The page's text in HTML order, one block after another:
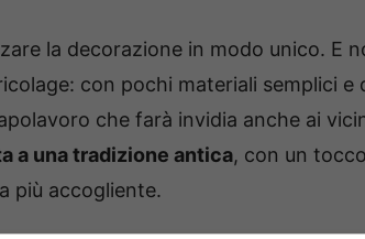
la decorazione in modo unico. E
con pochi materiali semplici e
che farà invidia anche ai
a una tradizione antica, con un
più accogliente.